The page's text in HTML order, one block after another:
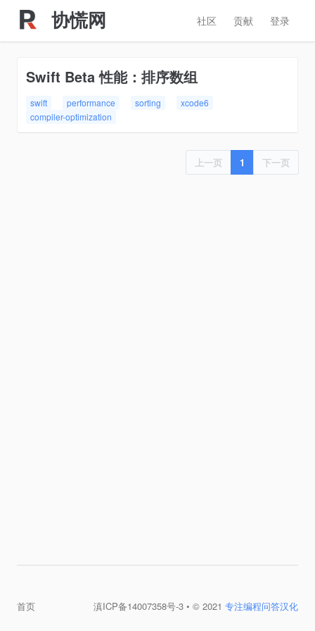
协慌网 登录
贡献
社区
Swift Beta 性能：排序数组
swift performance sorting
xcode6
compiler-optimization
上一页 1 下一页
首页 滇ICP备14007358号-3 • © 2021 专注编程问答汉化